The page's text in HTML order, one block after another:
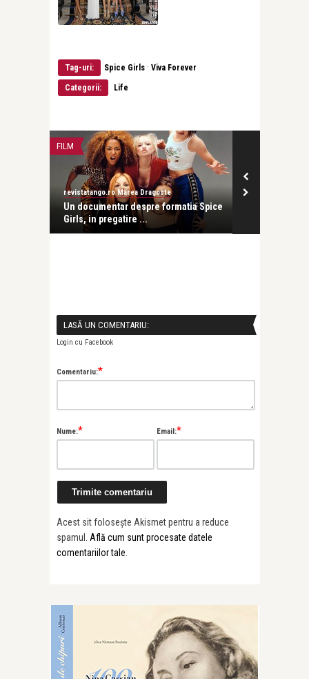
Tag-uri: Spice Girls · Viva Forever
Categorii: Life
FILM
revistatango.ro Marea Dragoste
Un documentar despre formatia Spice
Girls, in pregatire ...
LASĂ UN COMENTARIU:
Login cu Facebook
Comentariu:*
Nume:* Email:*
Acest sit folosește Akismet pentru a reduce
spamul. Află cum sunt procesate datele
comentariilor tale